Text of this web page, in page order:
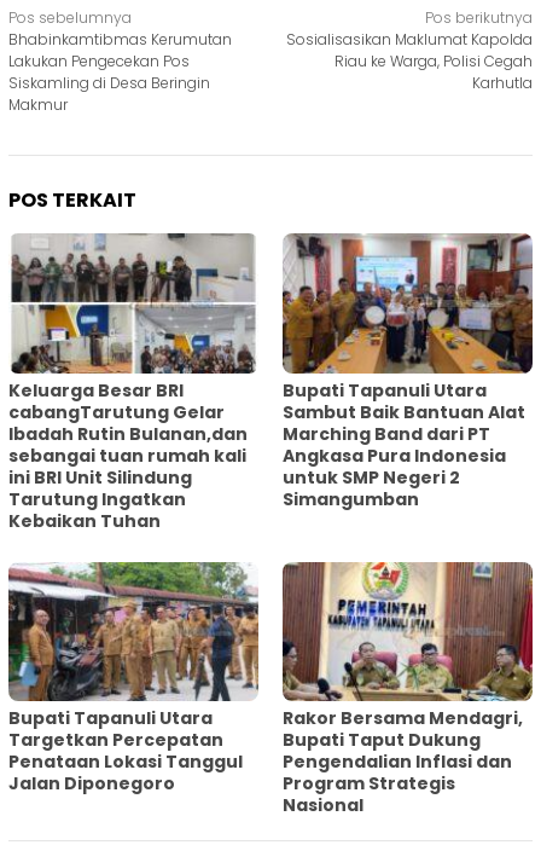
Navigasi
pos
Pos sebelumnya
Bhabinkamtibmas Kerumutan
Lakukan Pengecekan Pos
Siskamling di Desa Beringin
Makmur
Pos berikutnya
Sosialisasikan Maklumat Kapolda
Riau ke Warga, Polisi Cegah
Karhutla
POS TERKAIT
Keluarga Besar BRI
cabangTarutung Gelar
Ibadah Rutin Bulanan,dan
sebangai tuan rumah kali
ini BRI Unit Silindung
Tarutung Ingatkan
Kebaikan Tuhan
Bupati Tapanuli Utara
Sambut Baik Bantuan Alat
Marching Band dari PT
Angkasa Pura Indonesia
untuk SMP Negeri 2
Simangumban
‎Bupati Tapanuli Utara
Targetkan Percepatan
Penataan Lokasi Tanggul
Jalan Diponegoro
Rakor Bersama Mendagri,
Bupati Taput Dukung
Pengendalian Inflasi dan
Program Strategis
Nasional‎